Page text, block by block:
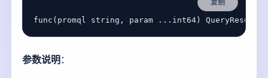
复制
func ( promql string , param ... int64 ) QueryResult
参数说明：